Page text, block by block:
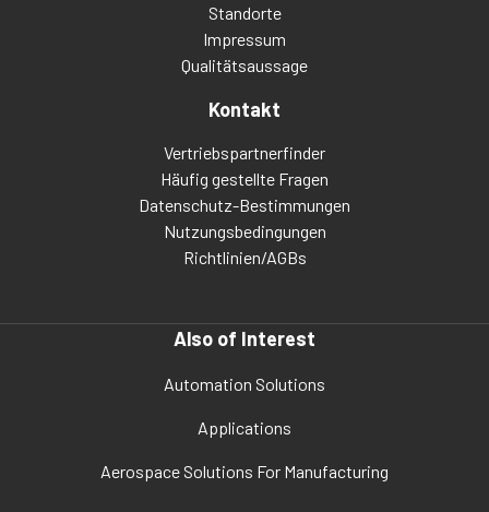
Standorte
Impressum
Qualitätsaussage
Kontakt
Vertriebspartnerfinder
Häufig gestellte Fragen
Datenschutz-Bestimmungen
Nutzungsbedingungen
Richtlinien/AGBs
Also of Interest
Automation Solutions
Applications
Aerospace Solutions For Manufacturing